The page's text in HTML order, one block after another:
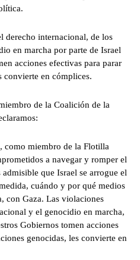
derecho internacional, de los
en marcha por parte de Israel
acciones efectivas para parar
convierte en cómplices.
de la Coalición de la
como miembro de la Flotilla
a navegar y romper el
que Israel se arrogue el
cuándo y por qué medios
con Gaza. Las violaciones
y el genocidio en marcha,
Gobiernos tomen acciones
genocidas, les convierte en